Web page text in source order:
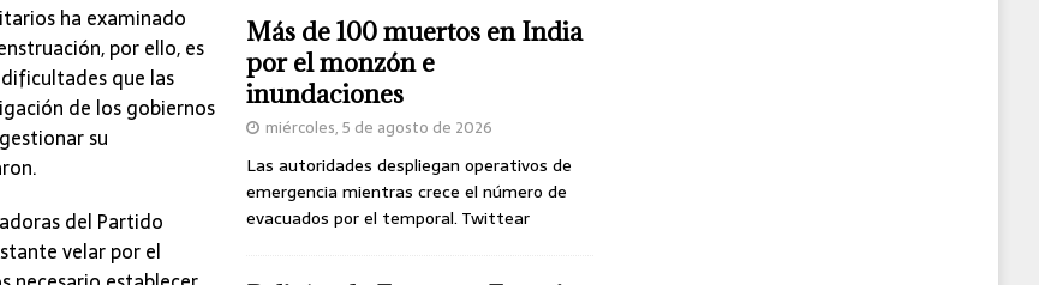
ha examinado
por ello, es
que las
de los gobiernos
su
del Partido
velar por el
Más de 100 muertos en India
por el monzón e
inundaciones
miércoles, 5 de agosto de 2026
Las autoridades despliegan operativos de
emergencia mientras crece el número de
evacuados por el temporal. Twittear